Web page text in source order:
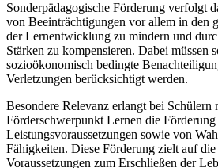
Sonderpädagogische Förderung verfolgt
von Beeinträchtigungen vor allem in den
der Lernentwicklung zu mindern und
Stärken zu kompensieren. Dabei müssen
sozioökonomisch bedingte
Verletzungen berücksichtigt werden.
Besondere Relevanz erlangt bei Schülern
Förderschwerpunkt Lernen die
Leistungsvoraussetzungen sowie von
Fähigkeiten. Diese Förderung zielt auf
Voraussetzungen zum Erschließen der